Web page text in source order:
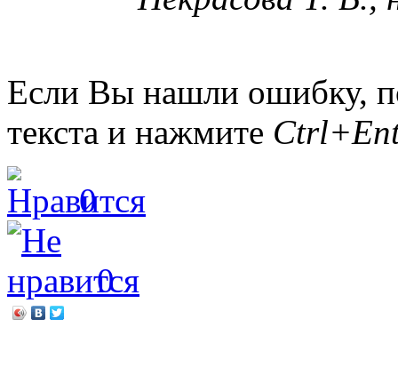
Если Вы нашли ошибку,
текста и нажмите
0
0